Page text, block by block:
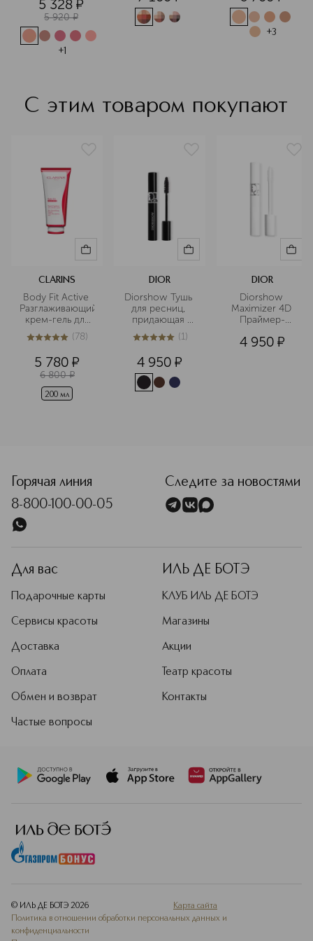
5 328 ¤
5 920 ¤
+1
+3
С этим товаром покупают
CLARINS
Body Fit Active
Разглаживающий
крем-гель для
тела с
эффектом
5из 578 (78)
5 780 ¤
6 800 ¤
200 мл
DIOR
Diorshow Тушь
для ресниц,
придающая
объем
5из 51 (1)
4 950 ¤
DIOR
Diorshow
Maximizer 4D
Праймер-
ресниц
4 950 ¤
Горячая линия
8-800-100-00-05
Следите за новостями
Для вас
Подарочные карты
Сервисы красоты
Доставка
Оплата
Обмен и возврат
Частые вопросы
ИЛЬ ДЕ БОТЭ
КЛУБ ИЛЬ ДЕ БОТЭ
Магазины
Акции
Театр красоты
Контакты
© ИЛЬ ДЕ БОТЭ 2026
Карта сайта
Политика в отношении обработки персональных данных и
конфиденциальности